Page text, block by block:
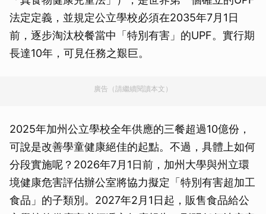
法定定義，並規定公立學校必須在2035年7月1日
前，逐步淘汰校餐當中「特別有害」的UPF。實行期
長達10年，可見任務之艱巨。
廣告（請繼續閱讀本文）
2025年加州公立學校全年供應的三餐超過10億份，
可說是改善學童健康絕佳的起點。不過，具體上如何
分段實施呢？2026年7月1日前，加州大學與州立環
境健康危害評估辦公室將協力擬定「特別有害超加工
食品」的子類別。2027年2月1日起，販售食品給公